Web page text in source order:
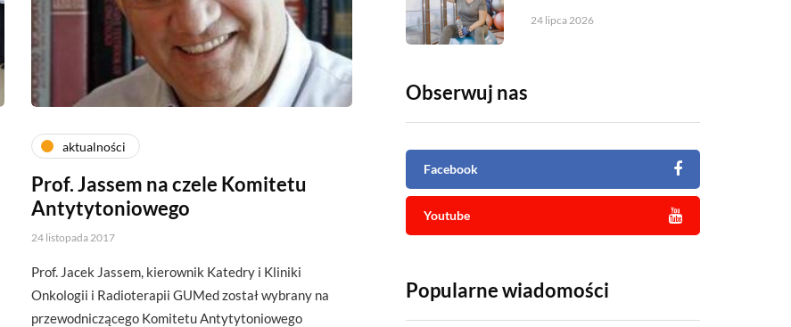
aktualności
Prof. Jassem na czele Komitetu
Antytytoniowego
24 listopada 2017
Prof. Jacek Jassem, kierownik Katedry i Kliniki
Onkologii i Radioterapii GUMed został wybrany na
przewodniczącego Komitetu Antytytoniowego
24 lipca 2026
Obserwuj nas
Facebook
Youtube
Popularne wiadomości